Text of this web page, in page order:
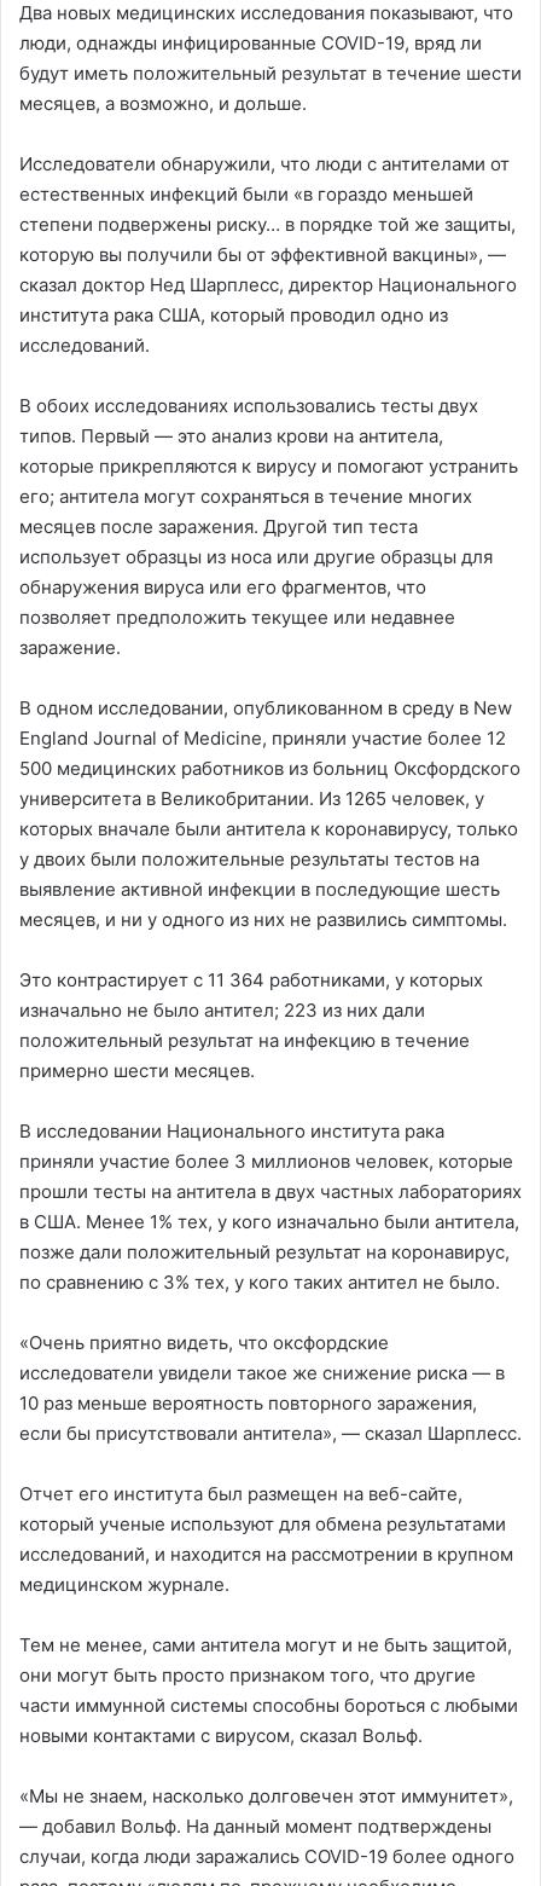
Два новых медицинских исследования показывают, что
люди, однажды инфицированные COVID-19, вряд ли
будут иметь положительный результат в течение шести
месяцев, а возможно, и дольше.
Исследователи обнаружили, что люди с антителами от
естественных инфекций были «в гораздо меньшей
степени подвержены риску… в порядке той же защиты,
которую вы получили бы от эффективной вакцины», —
сказал доктор Нед Шарплесс, директор Национального
института рака США, который проводил одно из
исследований.
В обоих исследованиях использовались тесты двух
типов. Первый — это анализ крови на антитела,
которые прикрепляются к вирусу и помогают устранить
его; антитела могут сохраняться в течение многих
месяцев после заражения. Другой тип теста
использует образцы из носа или другие образцы для
обнаружения вируса или его фрагментов, что
позволяет предположить текущее или недавнее
заражение.
В одном исследовании, опубликованном в среду в New
England Journal of Medicine, приняли участие более 12
500 медицинских работников из больниц Оксфордского
университета в Великобритании. Из 1265 человек, у
которых вначале были антитела к коронавирусу, только
у двоих были положительные результаты тестов на
выявление активной инфекции в последующие шесть
месяцев, и ни у одного из них не развились симптомы.
Это контрастирует с 11 364 работниками, у которых
изначально не было антител; 223 из них дали
положительный результат на инфекцию в течение
примерно шести месяцев.
В исследовании Национального института рака
приняли участие более 3 миллионов человек, которые
прошли тесты на антитела в двух частных лабораториях
в США. Менее 1% тех, у кого изначально были антитела,
позже дали положительный результат на коронавирус,
по сравнению с 3% тех, у кого таких антител не было.
«Очень приятно видеть, что оксфордские
исследователи увидели такое же снижение риска — в
10 раз меньше вероятность повторного заражения,
если бы присутствовали антитела», — сказал Шарплесс.
Отчет его института был размещен на веб-сайте,
который ученые используют для обмена результатами
исследований, и находится на рассмотрении в крупном
медицинском журнале.
Тем не менее, сами антитела могут и не быть защитой,
они могут быть просто признаком того, что другие
части иммунной системы способны бороться с любыми
новыми контактами с вирусом, сказал Вольф.
«Мы не знаем, насколько долговечен этот иммунитет»,
— добавил Вольф. На данный момент подтверждены
случаи, когда люди заражались COVID-19 более одного